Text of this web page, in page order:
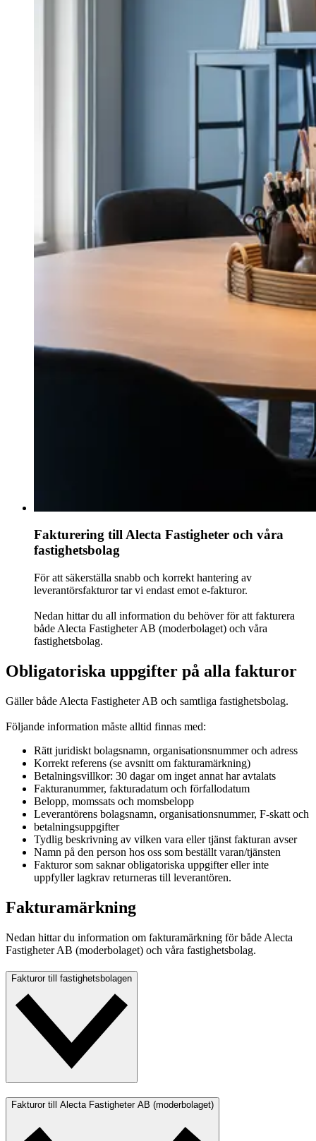
Fakturering till Alecta Fastigheter och våra
fastighetsbolag
För att säkerställa snabb och korrekt hantering av
leverantörsfakturor tar vi endast emot e‑fakturor. ​
Nedan hittar du all information du behöver för att fakturera
både Alecta Fastigheter AB (moderbolaget) och våra
fastighetsbolag.
Obligatoriska uppgifter på alla fakturor
Gäller både Alecta Fastigheter AB och samtliga fastighetsbolag.​
Följande information måste alltid finnas med:​
Rätt juridiskt bolagsnamn, organisationsnummer och adress​
Korrekt referens (se avsnitt om fakturamärkning)​
Betalningsvillkor: 30 dagar om inget annat har avtalats​
Fakturanummer, fakturadatum och förfallodatum​
Belopp, momssats och momsbelopp​
Leverantörens bolagsnamn, organisationsnummer, F‑skatt och
betalningsuppgifter​
Tydlig beskrivning av vilken vara eller tjänst fakturan avser​
Namn på den person hos oss som beställt varan/tjänsten​
Fakturor som saknar obligatoriska uppgifter eller inte
uppfyller lagkrav returneras till leverantören.​
Fakturamärkning
Nedan hittar du information om fakturamärkning för både Alecta
Fastigheter AB (moderbolaget) och våra fastighetsbolag.
Fakturor till fastighetsbolagen
​Fakturor till Alecta Fastigheter AB (moderbolaget)​